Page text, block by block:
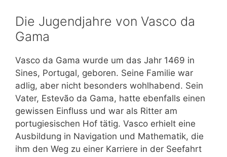
Die Jugendjahre von Vasco da
Gama
Vasco da Gama wurde um das Jahr 1469 in
Sines, Portugal, geboren. Seine Familie war
adlig, aber nicht besonders wohlhabend. Sein
Vater, Estevão da Gama, hatte ebenfalls einen
gewissen Einfluss und war als Ritter am
portugiesischen Hof tätig. Vasco erhielt eine
Ausbildung in Navigation und Mathematik, die
ihm den Weg zu einer Karriere in der Seefahrt